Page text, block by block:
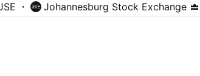
Johannesburg Stock Exchange